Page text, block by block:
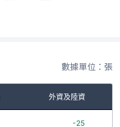
數據單位：張
外資及陸資
-25